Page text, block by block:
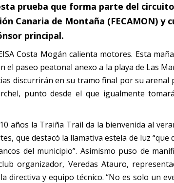
prueba que forma parte del
Canaria de Montaña (FECAMON) y
principal.
Costa Mogán calienta motores. Esta
el paseo peatonal anexo a la playa de Las
discurrirán en su tramo final por su
punto desde el que igualmente
años la Traiña Trail da la bienvenida al
que destacó la llamativa estela de luz “que
del municipio”. Asimismo puso de
organizador, Veredas Atauro,
directiva y equipo técnico. “No es solo un